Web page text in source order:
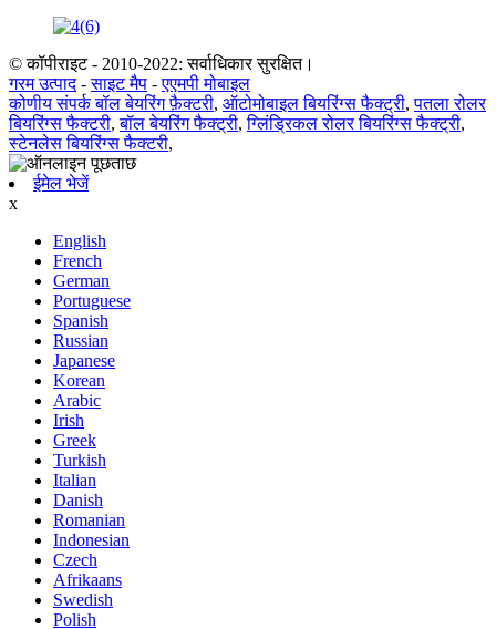
© कॉपीराइट - 2010-2022: सर्वाधिकार सुरक्षित।
गरम उत्पाद-साइट मैप -एएमपी मोबाइल
कोणीय संपर्क बॉल बेयरिंग फ़ैक्टरी, ऑटोमोबाइल बियरिंग्स फैक्ट्री,पतला रोलर
बियरिंग्स फैक्टरी,बॉल बेयरिंग फैक्ट्री,ग्लिंड्रिकल रोलर बियरिंग्स फैक्ट्री,
स्टेनलेस बियरिंग्स फैक्टरी,
ईमेल भेजें
x
English
French
German
Portuguese
Spanish
Russian
Japanese
Korean
Arabic
Irish
Greek
Turkish
Italian
Danish
Romanian
Indonesian
Czech
Afrikaans
Swedish
Polish